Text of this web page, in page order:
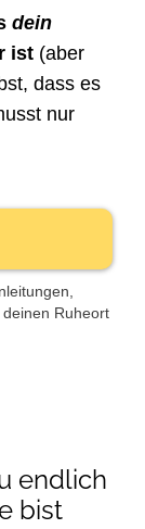
dein
ist (aber
dass es
nur
Ruheort
endlich
bist